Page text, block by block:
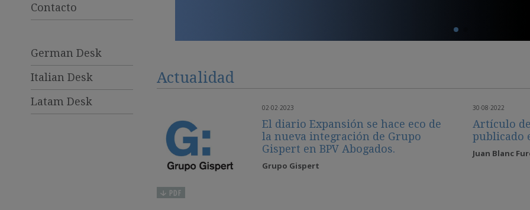
Contacto
German Desk
Italian Desk
Latam Desk
Actualidad
02·02·2023
El diario Expansión se hace eco de
la nueva integración de Grupo
Gispert en BPV Abogados.
Grupo Gispert
30·08·2022
Artículo
publicado
Juan Blanc